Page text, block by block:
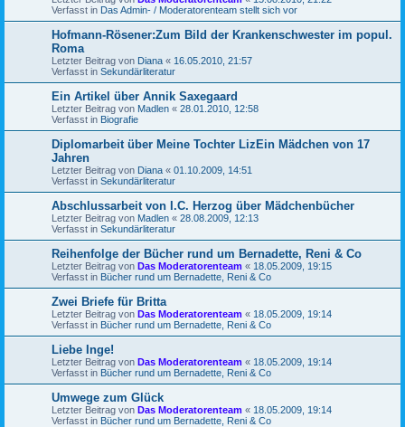
Verfasst in Das Admin- / Moderatorenteam stellt sich vor
Hofmann-Rösener:Zum Bild der Krankenschwester im popul.
Roma
Letzter Beitrag von Diana « 16.05.2010, 21:57
Verfasst in Sekundärliteratur
Ein Artikel über Annik Saxegaard
Letzter Beitrag von Madlen « 28.01.2010, 12:58
Verfasst in Biografie
Diplomarbeit über Meine Tochter LizEin Mädchen von 17
Jahren
Letzter Beitrag von Diana « 01.10.2009, 14:51
Verfasst in Sekundärliteratur
Abschlussarbeit von I.C. Herzog über Mädchenbücher
Letzter Beitrag von Madlen « 28.08.2009, 12:13
Verfasst in Sekundärliteratur
Reihenfolge der Bücher rund um Bernadette, Reni & Co
Letzter Beitrag von Das Moderatorenteam « 18.05.2009, 19:15
Verfasst in Bücher rund um Bernadette, Reni & Co
Zwei Briefe für Britta
Letzter Beitrag von Das Moderatorenteam « 18.05.2009, 19:14
Verfasst in Bücher rund um Bernadette, Reni & Co
Liebe Inge!
Letzter Beitrag von Das Moderatorenteam « 18.05.2009, 19:14
Verfasst in Bücher rund um Bernadette, Reni & Co
Umwege zum Glück
Letzter Beitrag von Das Moderatorenteam « 18.05.2009, 19:14
Verfasst in Bücher rund um Bernadette, Reni & Co